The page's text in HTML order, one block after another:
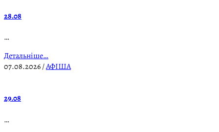
28.08
…
Детальніше…
07.08.2026/АФІША
29.08
…